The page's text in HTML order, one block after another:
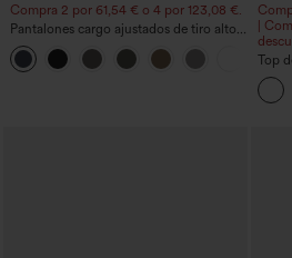
Compra 2 por 61,54 € o 4 por 123,08 €.
Pantalones cargo ajustados de tiro alto
con múltiples bolsillos y cremallera con
botones
|
Top